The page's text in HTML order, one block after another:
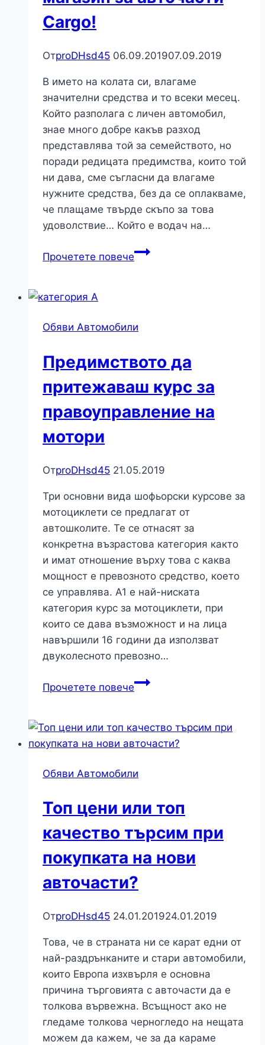
Cargo!
ОтproDHsd45 06.09.201907.09.2019
В името на колата си, влагаме
значителни средства и то всеки месец.
Който разполага с личен автомобил,
знае много добре какъв разход
представлява той за семейството, но
поради редицата предимства, които той
ни дава, сме съгласни да влагаме
нужните средства, без да се оплакваме,
че плащаме твърде скъпо за това
удоволствие… Който е водач на…
Прочетете повечеЗа
автомобил
отлична
изправност,
заложете
за
авточасти
Обяви Автомобили
Предимството да
притежаваш курс за
правоуправление на
мотори
ОтproDHsd45 21.05.2019
Три основни вида шофьорски курсове за
мотоциклети се предлагат от
автошколите. Те се отнасят за
конкретна възрастова категория както
и имат отношение върху това с каква
мощност е превозното средство, което
се управлява. А1 е най-ниската
категория курс за мотоциклети, при
които се дава възможност и на лица
навършили 16 години да използват
двуколесното превозно…
Прочетете повечеПредимството
курс
за
на
Обяви Автомобили
Топ цени или топ
качество търсим при
покупката на нови
авточасти?
ОтproDHsd45 24.01.201924.01.2019
Това, че в страната ни се карат едни от
най-раздрънканите и стари автомобили,
които Европа изхвърля е основна
причина търговията с авточасти да е
толкова вървежна. Всъщност ако не
гледаме толкова черногледо на нещата
можем да кажем, че за да караме